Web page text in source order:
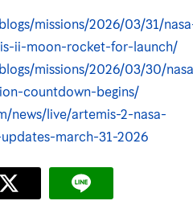
missions/2026/03/31/
ii-moon-rocket-for-launch/
missions/2026/03/30/
countdown-begins/
news/live/artemis-2-nasa-
march-31-2026